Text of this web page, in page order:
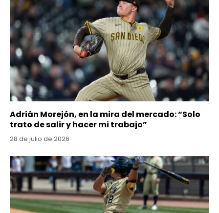
Adrián Morejón, en la mira del mercado: “Solo
trato de salir y hacer mi trabajo”
28 de julio de 2026